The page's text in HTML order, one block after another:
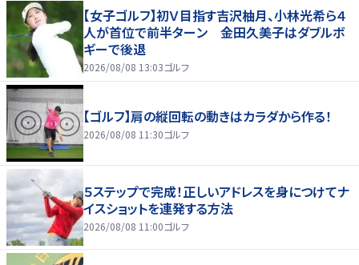
【女子ゴルフ】初Ｖ目指す吉沢柚月、小林光希ら４
人が首位で前半ターン 金田久美子はダブルボ
ギーで後退
2026/08/08 13:03ゴルフ
【ゴルフ】肩の縦回転の動きはカラダから作る！
2026/08/08 11:30ゴルフ
５ステップで完成！正しいアドレスを身につけてナ
イスショットを連発する方法
2026/08/08 11:00ゴルフ